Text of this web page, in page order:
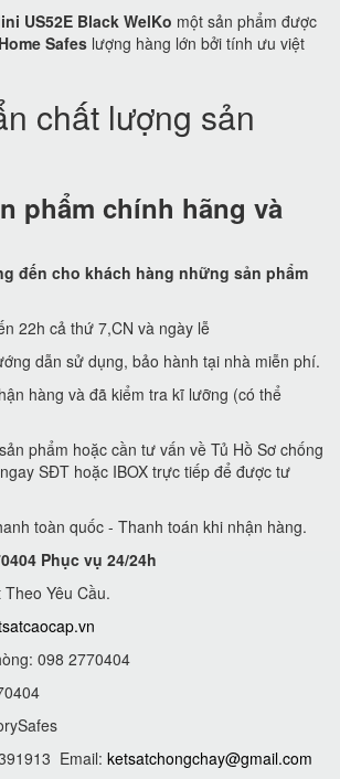
US52E Black WelKo một sản phẩm được
Safes lượng hàng lớn bởi tính ưu việt
chất lượng sản
phẩm chính hãng và
đến cho khách hàng những sản phẩm
22h cả thứ 7,CN và ngày lễ
dẫn sử dụng, bảo hành tại nhà miễn phí.
hàng và đã kiểm tra kĩ lưỡng (có thể
phẩm hoặc cần tư vấn về Tủ Hồ Sơ chống
SĐT hoặc IBOX trực tiếp để được tư
toàn quốc - Thanh toán khi nhận hàng.
Phục vụ 24/24h
Yêu Cầu.
098 2770404
Email: ketsatchongchay@gmail.com